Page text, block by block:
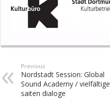
Previous
Nordstadt Session: Global
Sound Academy / vielfältige
saiten dialoge